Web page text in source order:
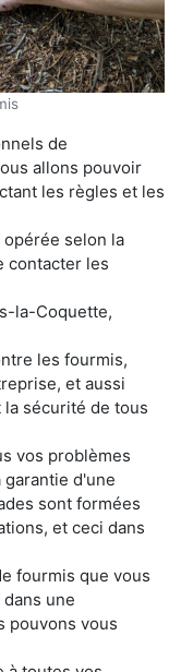
de
allons pouvoir
les règles et les
selon la
contacter les
la-Coquette,
les fourmis,
et aussi
sécurité de tous
vos problèmes
d'une
sont formées
et ceci dans
fourmis que vous
une
pouvons vous